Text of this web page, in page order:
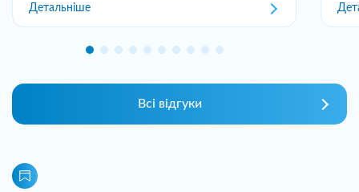
Детальніше
Всі відгуки